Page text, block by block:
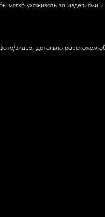
мягко ухаживать за изделиями
видео, детально расскажем